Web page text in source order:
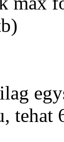
tehat